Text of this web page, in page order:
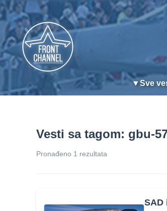
▼Sve
Vesti sa tagom: gbu-
Pronađeno 1 rezultata
SAD